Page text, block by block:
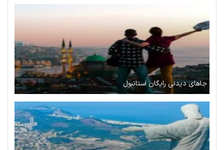
جاهای دیدنی رایگان استانبول